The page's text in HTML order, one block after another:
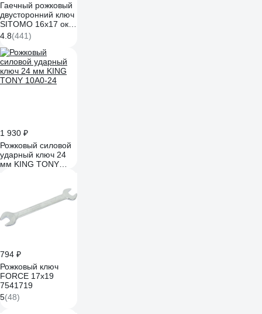
Гаечный рожковый
двусторонний ключ
SITOMO 16х17 окс.
43184
4.8(441)
1 930 ₽
Рожковый силовой
ударный ключ 24
мм KING TONY
794 ₽
Рожковый ключ
FORCE 17х19
7541719
5(48)